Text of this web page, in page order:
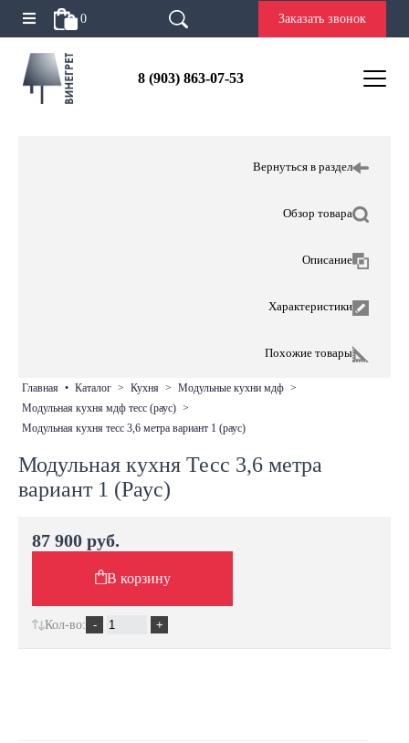
0 Заказать звонок
8 (903) 863-07-53
Вернуться в раздел
Обзор товара
Описание
Характеристики
Похожие товары
главная • каталог > кухня > модульные кухни мдф >
модульная кухня мдф тесс (раус) >
модульная кухня тесс 3,6 метра вариант 1 (раус)
Модульная кухня Тесс 3,6 метра
вариант 1 (Раус)
87 900 руб.
В корзину
Кол-во: